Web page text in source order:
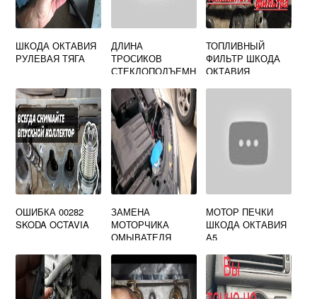
ШКОДА ОКТАВИЯ
РУЛЕВАЯ ТЯГА
ДЛИНА
ТРОСИКОВ
СТЕКЛОПОДЪЕМН
OCTAVIA A5
ТОПЛИВНЫЙ
ФИЛЬТР ШКОДА
ОКТАВИЯ
ОШИБКА 00282
SKODA OCTAVIA
ЗАМЕНА
МОТОРЧИКА
ОМЫВАТЕЛЯ
СТЕКЛА ШКОДА
ОКТАВИЯ А7
МОТОР ПЕЧКИ
ШКОДА ОКТАВИЯ
А5